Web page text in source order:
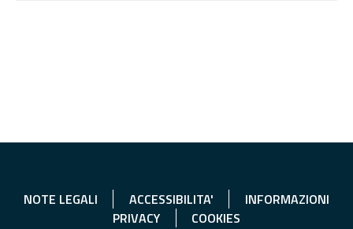
NOTE LEGALI ACCESSIBILITA'
INFORMAZIONI
PRIVACY
COOKIES